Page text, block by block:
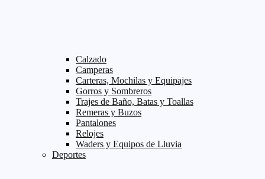
Calzado
Camperas
Carteras, Mochilas y Equipajes
Gorros y Sombreros
Trajes de Baño, Batas y Toallas
Remeras y Buzos
Pantalones
Relojes
Waders y Equipos de Lluvia
Deportes